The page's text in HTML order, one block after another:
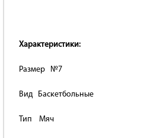
Характеристики:
Размер №7
Вид Баскетбольные
Тип Мяч